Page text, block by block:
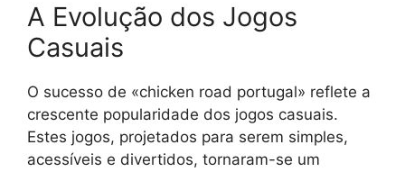
A Evolução dos Jogos
Casuais
O sucesso de «chicken road portugal» reflete a
crescente popularidade dos jogos casuais.
Estes jogos, projetados para serem simples,
acessíveis e divertidos, tornaram-se um